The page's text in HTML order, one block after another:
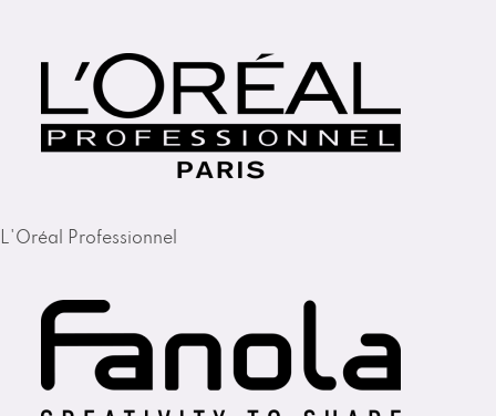
L'Oréal Professionnel